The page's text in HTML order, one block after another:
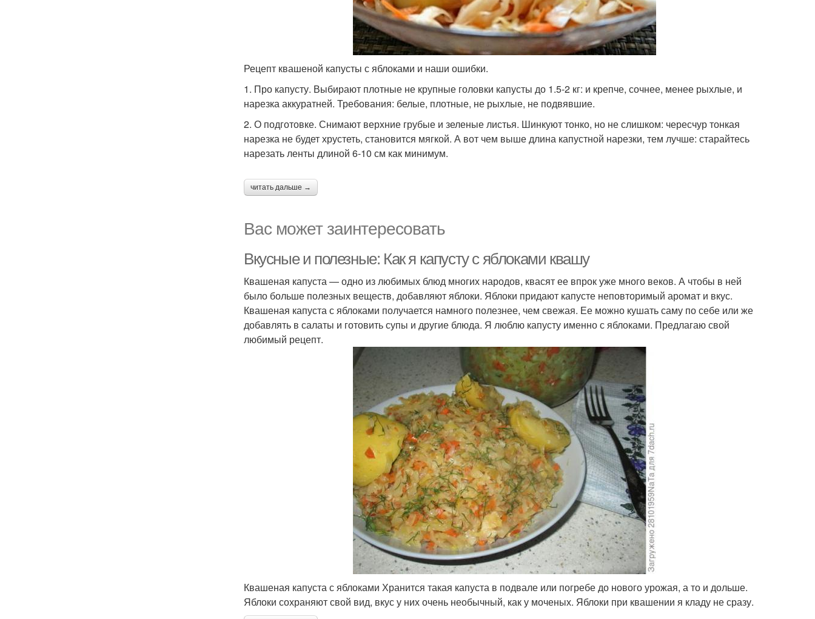
Рецепт квашеной капусты с яблоками и наши ошибки.
1. Про капусту. Выбирают плотные не крупные головки капусты до 1.5-2 кг: и крепче, сочнее, менее рыхлые, и
нарезка аккуратней. Требования: белые, плотные, не рыхлые, не подвявшие.
2. О подготовке. Снимают верхние грубые и зеленые листья. Шинкуют тонко, но не слишком: чересчур тонкая
нарезка не будет хрустеть, становится мягкой. А вот чем выше длина капустной нарезки, тем лучше: старайтесь
нарезать ленты длиной 6-10 см как минимум.
читать дальше →
Вас может заинтересовать
Вкусные и полезные: Как я капусту с яблоками квашу
Квашеная капуста — одно из любимых блюд многих народов, квасят ее впрок уже много веков. А чтобы в ней
было больше полезных веществ, добавляют яблоки. Яблоки придают капусте неповторимый аромат и вкус.
Квашеная капуста с яблоками получается намного полезнее, чем свежая. Ее можно кушать саму по себе или же
добавлять в салаты и готовить супы и другие блюда. Я люблю капусту именно с яблоками. Предлагаю свой
любимый рецепт.
Квашеная капуста с яблоками Хранится такая капуста в подвале или погребе до нового урожая, а то и дольше.
Яблоки сохраняют свой вид, вкус у них очень необычный, как у моченых. Яблоки при квашении я кладу не сразу.